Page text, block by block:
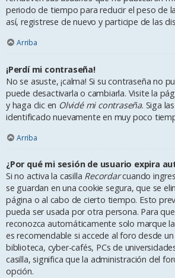
periodo de tiempo para reducir el peso de
así, registrese de nuevo y participe de las
Arriba
¡Perdí mi contraseña!
No se asuste, ¡calma! Si su contraseña no
puede desactivarla o cambiarla. Visite la
y haga clic en Olvidé mi contraseña. Siga
identificado nuevamente en muy poco
Arriba
¿Por qué mi sesión de usuario expira
Si no activa la casilla Recordarcuando
se guardan en una cookie segura, que se
página o al cabo de cierto tiempo. Esto
pueda ser usada por otra persona. Para
reconozca automáticamente solo marque
es recomendable si accede al foro desde
biblioteca, cyber-cafés, PCs de
casilla, significa que la administración del
opción.